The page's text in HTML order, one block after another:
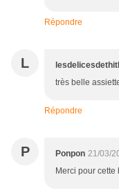
Répondre
L
très belle
Répondre
P Ponpon 21/03/
Merci pour cette